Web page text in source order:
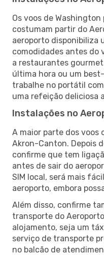
Os voos de
costumam partir do
aeroporto disponibiliza
comodidades antes do
a restaurantes
última hora ou um
trabalhe no portátil
uma refeição deliciosa
Instalações no
A maior parte dos voos
Akron-Canton. Depois
confirme que tem
antes de sair do
SIM local, será mais
aeroporto, embora
Além disso, confirme
transporte do
alojamento, seja um
serviço de transporte
no balcão de